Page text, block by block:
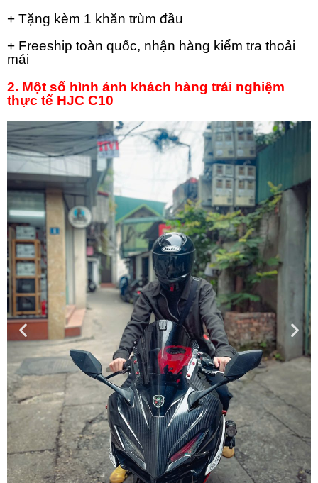
+ Tặng kèm 1 khăn trùm đầu
+ Freeship toàn quốc, nhận hàng kiểm tra thoải
mái
2. Một số hình ảnh khách hàng trải nghiệm
thực tế HJC C10